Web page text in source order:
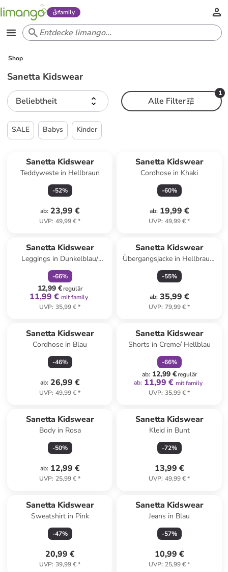
family
Shop
Sanetta Kidswear
Beliebtheit
1
Alle Filter
SALE Babys Kinder
Sanetta Kidswear
Teddyweste in Hellbraun
-52%
ab: 23,99 €
UVP: 49,99 €*
Sanetta Kidswear
Cordhose in Khaki
-60%
ab: 19,99 €
UVP: 49,99 €*
Sanetta Kidswear
Leggings in Dunkelblau/
Hellblau
-66%
12,99 €regulär
11,99 € mit family
UVP: 35,99 €*
Sanetta Kidswear
Übergangsjacke in Hellbraun/
Dunkelblau
-55%
ab: 35,99 €
UVP: 79,99 €*
Sanetta Kidswear
Cordhose in Blau
-46%
ab: 26,99 €
UVP: 49,99 €*
Sanetta Kidswear
Shorts in Creme/ Hellblau
-66%
ab: 12,99 €regulär
ab: 11,99 € mit family
UVP: 35,99 €*
Sanetta Kidswear
Body in Rosa
-50%
ab: 12,99 €
UVP: 25,99 €*
Sanetta Kidswear
Kleid in Bunt
-72%
13,99 €
UVP: 49,99 €*
Sanetta Kidswear
Sweatshirt in Pink
-47%
20,99 €
UVP: 39,99 €*
Sanetta Kidswear
Jeans in Blau
-57%
10,99 €
UVP: 25,99 €*